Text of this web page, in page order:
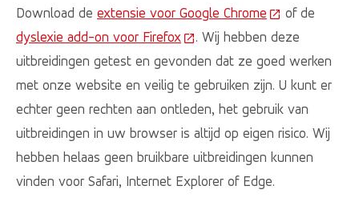
Download de extensie voor Google Chrome (Deze link
of de
dyslexie add-on voor Firefox (Deze link gaat naar een
. Wij hebben deze
uitbreidingen getest en gevonden dat ze goed werken
met onze website en veilig te gebruiken zijn. U kunt er
echter geen rechten aan ontleden, het gebruik van
uitbreidingen in uw browser is altijd op eigen risico. Wij
hebben helaas geen bruikbare uitbreidingen kunnen
vinden voor Safari, Internet Explorer of Edge.